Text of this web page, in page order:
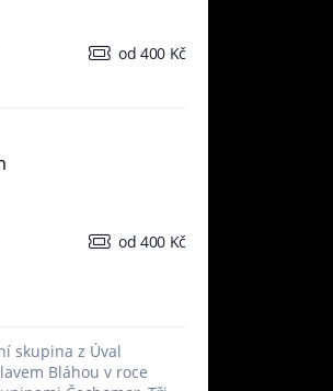
od 400 Kč
od 400 Kč
skupina z Úval
Bláhou v roce